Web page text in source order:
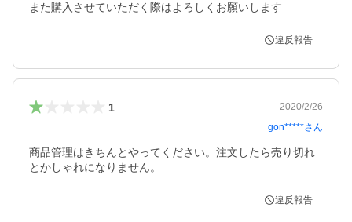
また購入させていただく際はよろしくお願いします
違反報告
1
2020/2/26
gon*****さん
商品管理はきちんとやってください。注文したら売り切れ
とかしゃれになりません。
違反報告